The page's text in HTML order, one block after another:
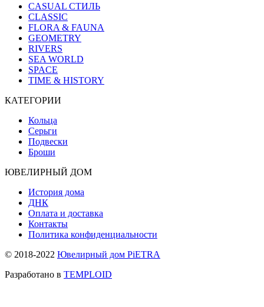
CASUAL СТИЛЬ
CLASSIC
FLORA & FAUNA
GEOMETRY
RIVERS
SEA WORLD
SPACE
TIME & HISTORY
КАТЕГОРИИ
Кольца
Серьги
Подвески
Броши
ЮВЕЛИРНЫЙ ДОМ
История дома
ДНК
Оплата и доставка
Контакты
Политика конфиденциальности
© 2018-2022 Ювелирный дом PiETRA
Разработано в TEMPLOID